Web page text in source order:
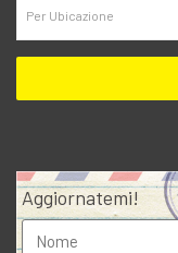
Aggiornatemi!